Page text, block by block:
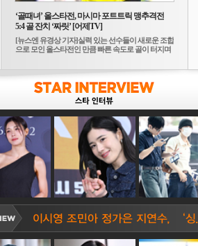
‘골때녀’ 올스타전, 마시마 포트트릭 맹추격전
5:4 골 잔치 ‘짜릿’ [어제TV]
[뉴스엔 유경상 기자]실력 있는 선수들이 새로운 조합
으로 모인 올스타전인 만큼 빠른 속도로 골이 터지며